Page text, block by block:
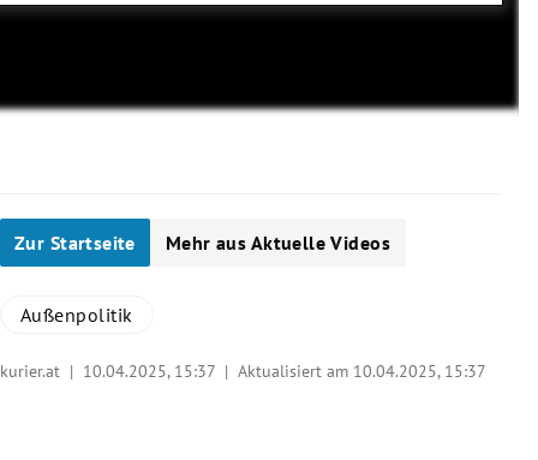
Untermenü
Zur Startseite Mehr aus Aktuelle Videos
Außenpolitik
kurier.at | 10.04.2025, 15:37 | Aktualisiert am 10.04.2025, 15:37